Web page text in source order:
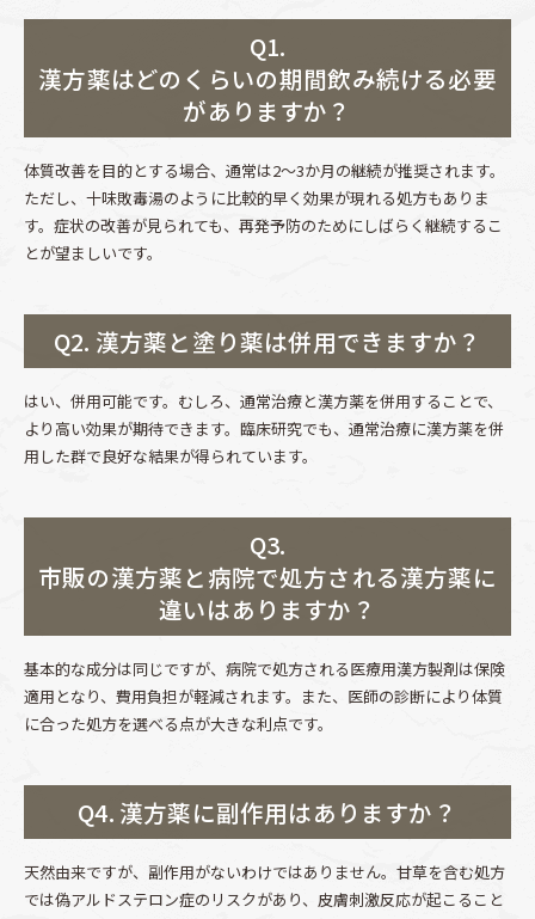
Q1.
漢方薬はどのくらいの期間飲み続ける必要
がありますか？
体質改善を目的とする場合、通常は2～3か月の継続が推奨されます。
ただし、十味敗毒湯のように比較的早く効果が現れる処方もありま
す。症状の改善が見られても、再発予防のためにしばらく継続するこ
とが望ましいです。
Q2. 漢方薬と塗り薬は併用できますか？
はい、併用可能です。むしろ、通常治療と漢方薬を併用することで、
より高い効果が期待できます。臨床研究でも、通常治療に漢方薬を併
用した群で良好な結果が得られています。
Q3.
市販の漢方薬と病院で処方される漢方薬に
違いはありますか？
基本的な成分は同じですが、病院で処方される医療用漢方製剤は保険
適用となり、費用負担が軽減されます。また、医師の診断により体質
に合った処方を選べる点が大きな利点です。
Q4. 漢方薬に副作用はありますか？
天然由来ですが、副作用がないわけではありません。甘草を含む処方
では偽アルドステロン症のリスクがあり、皮膚刺激反応が起こること